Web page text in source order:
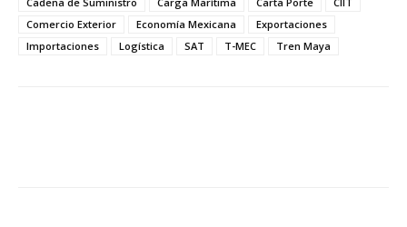
Comercio Exterior
Economía Mexicana
Exportaciones
Importaciones
Logística SAT T-MEC Tren Maya